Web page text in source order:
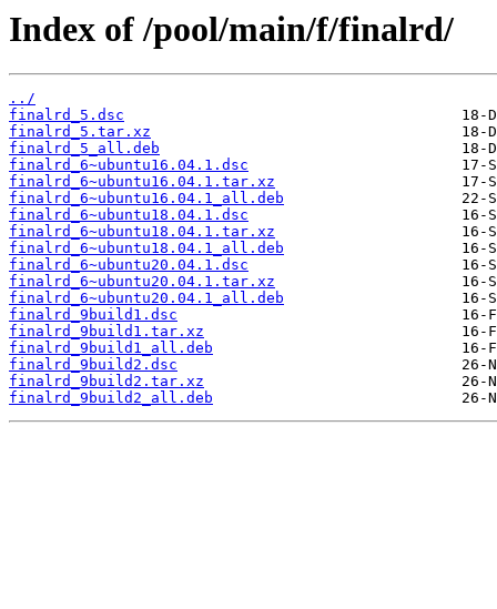
Index of /pool/main/f/finalrd/
../
finalrd_5.dsc
finalrd_5.tar.xz
finalrd_5_all.deb
finalrd_6~ubuntu16.04.1.dsc
finalrd_6~ubuntu16.04.1.tar.xz
finalrd_6~ubuntu16.04.1_all.deb
finalrd_6~ubuntu18.04.1.dsc
finalrd_6~ubuntu18.04.1.tar.xz
finalrd_6~ubuntu18.04.1_all.deb
finalrd_6~ubuntu20.04.1.dsc
finalrd_6~ubuntu20.04.1.tar.xz
finalrd_6~ubuntu20.04.1_all.deb
finalrd_9build1.dsc
finalrd_9build1.tar.xz
finalrd_9build1_all.deb
finalrd_9build2.dsc
finalrd_9build2.tar.xz
finalrd_9build2_all.deb